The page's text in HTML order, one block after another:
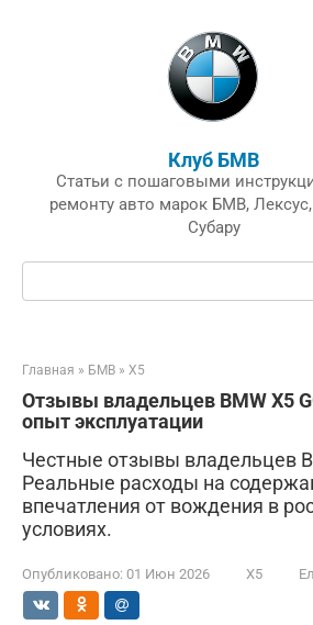
Клуб БМВ
Статьи с пошаговыми
ремонту авто марок БМВ,
Субару
Поиск:
Главная » БМВ » X5
Отзывы владельцев BMW X5
опыт эксплуатации
Честные отзывы владельцев
Реальные расходы на
впечатления от вождения в
условиях.
Опубликовано: 01 Июн 2026 X5